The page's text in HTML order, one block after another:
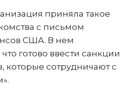
приняла такое
с письмом
США. В нем
готово ввести санкции
которые сотрудничают с